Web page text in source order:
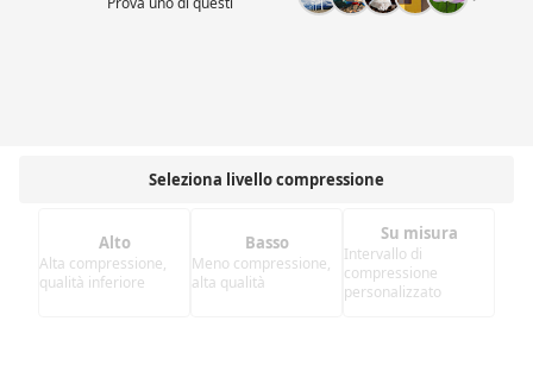
Seleziona livello compressione
Alto
Alta compressione,
qualità inferiore
Basso
Meno compressione,
alta qualità
Su misura
Intervallo di
compressione
personalizzato